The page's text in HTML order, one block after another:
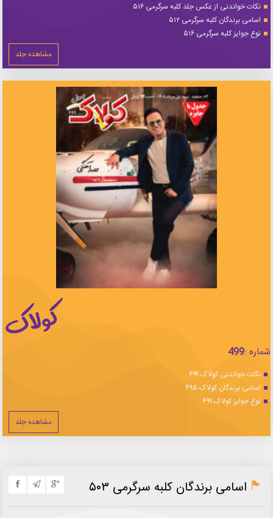
نکات خواندنی از عکس جلد کلبه سرگرمی ۵۱۶
اسامی برندگان کلبه سرگرمی ۵۱۲
نوع جوایز کلبه سرگرمی ۵۱۶
مشاهده جلد
شماره :499
نکات خواندنی کولاک ۴۹۹
اسامی برندگان کولاک ۴۹۵
نوع جوایز کولاک ۴۹۹
مشاهده جلد
اسامی برندگان کلبه سرگرمی ۵۰۳